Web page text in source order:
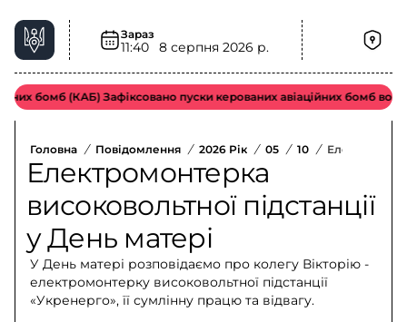
Зараз
11:40 8 серпня 2026 р.
бомб (КАБ) Зафіксовано пуски керованих авіаційних бомб
Головна / Повідомлення / 2026 Рік / 05 / 10 /
Електромонтерка
високовольтної підстанції
у День матері
У День матері розповідаємо про колегу Вікторію -
електромонтерку високовольтної підстанції
«Укренерго», її сумлінну працю та відвагу.